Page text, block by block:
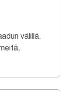
välillä.